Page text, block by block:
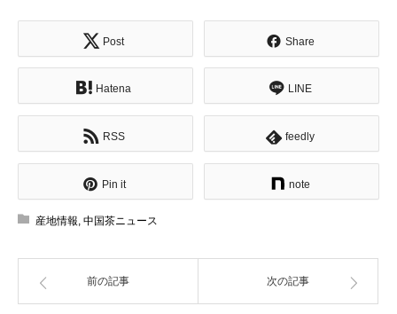
Post Share
Hatena LINE
RSS feedly
Pin it note
産地情報, 中国茶ニュース
前の記事 次の記事